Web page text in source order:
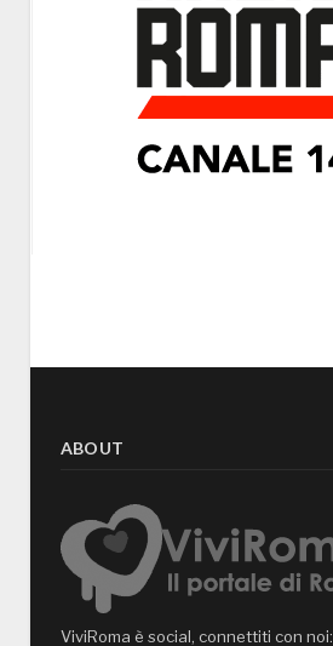
ABOUT
ViviRoma è social, connettiti con noi: